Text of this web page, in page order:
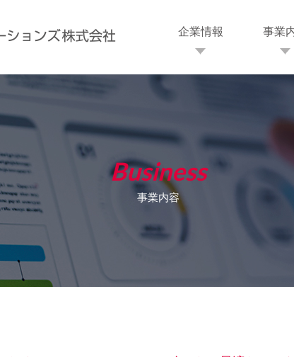
企業情報 事業
Business
事業内容